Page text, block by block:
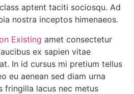
aptent taciti sociosqu. Ad
nostra inceptos himenaeos.
Existing amet consectetur
ex sapien vitae
In id cursus mi pretium tellus
eu aenean sed diam urna
fringilla lacus nec metus